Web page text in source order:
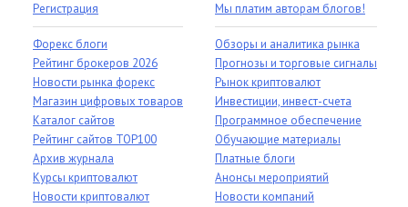
Регистрация
Форекс блоги
Рейтинг брокеров 2026
Новости рынка форекс
Магазин цифровых товаров
Каталог сайтов
Рейтинг сайтов TOP100
Архив журнала
Курсы криптовалют
Новости криптовалют
Мы платим авторам блогов!
Обзоры и аналитика рынка
Прогнозы и торговые сигналы
Рынок криптовалют
Инвестиции, инвест-счета
Программное обеспечение
Обучающие материалы
Платные блоги
Анонсы мероприятий
Новости компаний